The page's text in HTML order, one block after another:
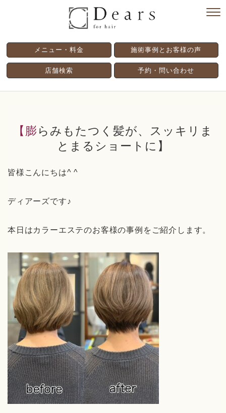
メニュー・料金 施術事例とお客様の声
店舗検索 予約・問い合わせ
【膨らみもたつく髪が、スッキリま
とまるショートに】
皆様こんにちは^ ^
ディアーズです♪
本日はカラーエステのお客様の事例をご紹介します。